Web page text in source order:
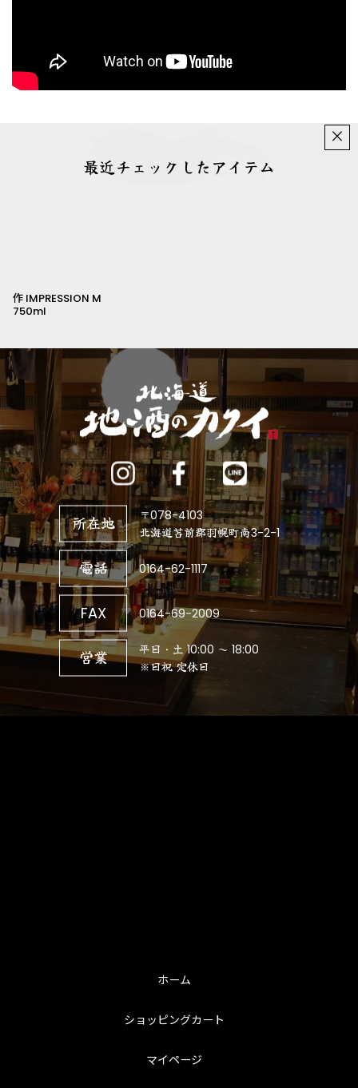
最近チェックしたアイテム
×
作 IMPRESSION M
750ml
所在地
〒078-4103
北海道苫前郡羽幌町南3-2-1
電話 0164-62-1117
FAX 0164-69-2009
営業
平日・土 10:00 ～ 18:00
※日祝 定休日
ホーム
ショッピングカート
マイページ